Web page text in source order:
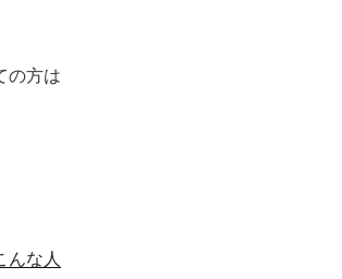
の方は
んな人